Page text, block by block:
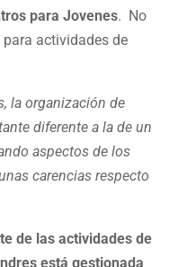
para Jovenes. No
actividades de
la organización de
diferente a la de un
aspectos de los
carencias respecto
de las actividades de
está gestionada